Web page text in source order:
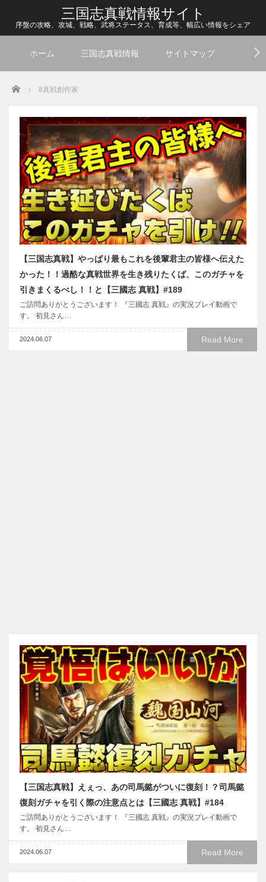
三国志真戦情報サイト
序盤の攻略、攻城、戦略、武将ステータス、育成等、幅広い情報をシェア
ホーム 三国志真戦情報 サイトマップ
Home #真戦創作家
【三国志真戦】やっぱり最もこれを後輩君主の皆様へ伝えた
かった！！過酷な真戦世界を生き残りたくば、このガチャを
引きまくるべし！！と【三國志 真戦】#189
ご訪問ありがとうございます！ 『三國志 真戦』の実況プレイ動画で
す。 初見さん…
Read More
2024.06.07
【三国志真戦】えぇっ、あの司馬懿がついに復刻！？司馬懿
復刻ガチャを引く際の注意点とは【三國志 真戦】#184
ご訪問ありがとうございます！ 『三國志 真戦』の実況プレイ動画で
す。 初見さん…
Read More
2024.06.07